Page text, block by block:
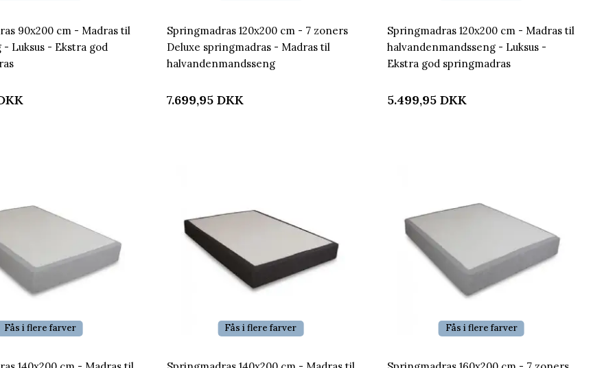
90x200 cm - Madras til
Luksus - Ekstra god
Springmadras 120x200 cm - 7 zoners
Deluxe springmadras - Madras til
halvandenmandsseng
7.699,95 DKK
Springmadras 120x200 cm - Madras til
halvandenmandsseng - Luksus -
Ekstra god springmadras
5.499,95 DKK
Fås i flere farver Fås i flere farver Fås i flere farver